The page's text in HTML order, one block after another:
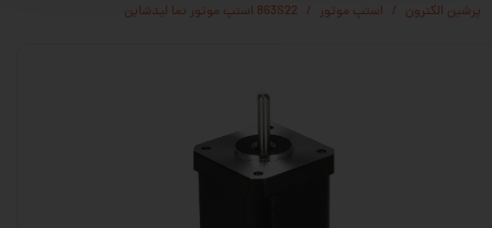
پرشین الکترون استپ موتور 863S22 استپ موتور نما لیدشاین